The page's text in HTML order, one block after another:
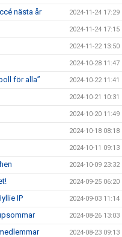
nästa år 2024-11-24 17:29
2024-11-24 17:15
2024-11-22 13:50
2024-10-28 11:47
för alla” 2024-10-22 11:41
2024-10-21 10:31
2024-10-20 11:49
2024-10-18 08:18
2024-10-11 09:13
2024-10-09 23:32
2024-09-25 06:20
IP 2024-09-03 11:14
2024-08-26 13:03
2024-08-23 09:13